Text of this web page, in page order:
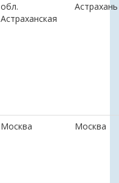
обл.
Астраханская
Астрахань
Москва Москва